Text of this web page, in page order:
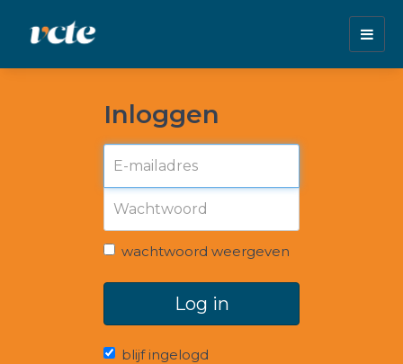
Inloggen
wachtwoord weergeven
Log in
blijf ingelogd